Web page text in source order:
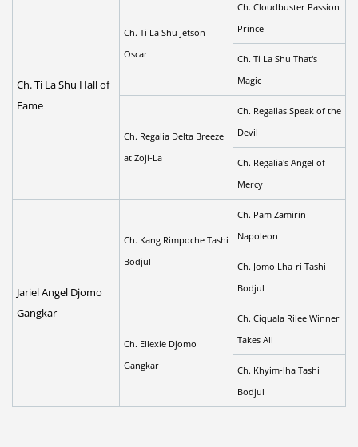
Ch. Ti La Shu Hall of
Fame
Ch. Ti La Shu Jetson
Oscar
Ch. Cloudbuster Passion
Prince
Ch. Ti La Shu That's
Magic
Ch. Regalia Delta Breeze
at Zoji-La
Ch. Regalias Speak of the
Devil
Ch. Regalia's Angel of
Mercy
Jariel Angel Djomo
Gangkar
Ch. Kang Rimpoche Tashi
Bodjul
Ch. Pam Zamirin
Napoleon
Ch. Jomo Lha-ri Tashi
Bodjul
Ch. Ellexie Djomo
Gangkar
Ch. Ciquala Rilee Winner
Takes All
Ch. Khyim-lha Tashi
Bodjul